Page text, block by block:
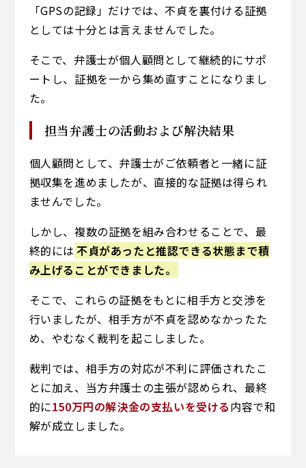
「GPSの記録」だけでは、不貞を裏付ける証拠
としては十分とは言えませんでした。
そこで、弁護士が個人顧問として継続的にサポ
ートし、証拠を一から集め直すことになりまし
た。
担当弁護士の活動および解決結果
個人顧問として、弁護士がご依頼者と一緒に証
拠収集を進めましたが、直接的な証拠は得られ
ませんでした。
しかし、複数の証拠を組み合わせることで、最
終的には 不貞があったと推認できる状態まで積
み上げることができました。
そこで、これらの証拠をもとに相手方と交渉を
行いましたが、相手方が不貞を認めなかったた
め、やむなく裁判を起こしました。
裁判では、相手方の対応が不利に評価されたこ
とに加え、当方弁護士の主張が認められ、最終
的に150万円の解決金の支払いを受ける内容で和
解が成立しました。